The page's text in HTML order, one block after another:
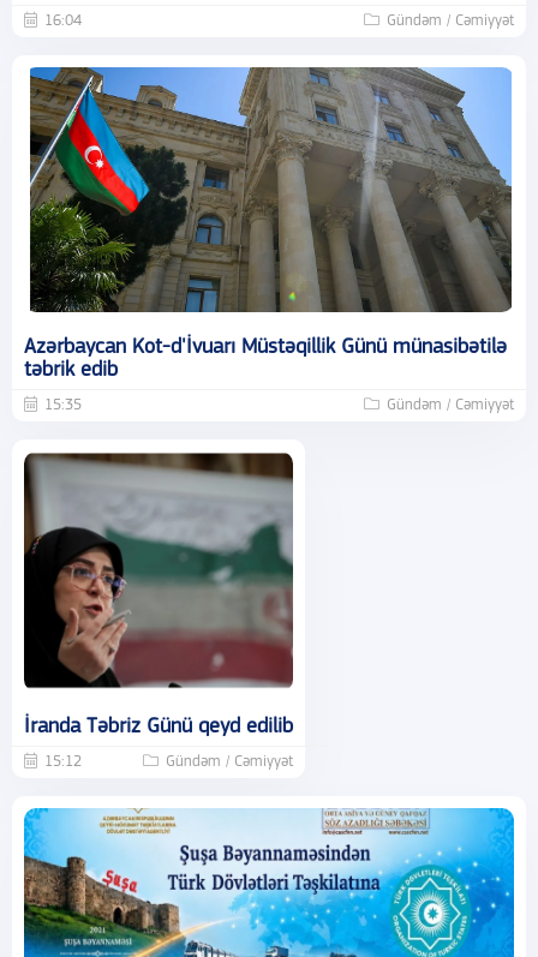
16:04 Gündəm / Cəmiyyət
Azərbaycan Kot-d'İvuarı Müstəqillik Günü münasibətilə
təbrik edib
15:35 Gündəm / Cəmiyyət
İranda Təbriz Günü qeyd edilib
15:12 Gündəm / Cəmiyyət